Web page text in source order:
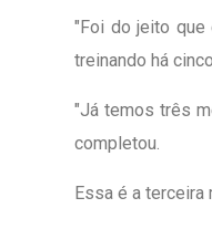
"Foi do jeito que
treinando há
"Já temos três
completou.
Essa é a terceira